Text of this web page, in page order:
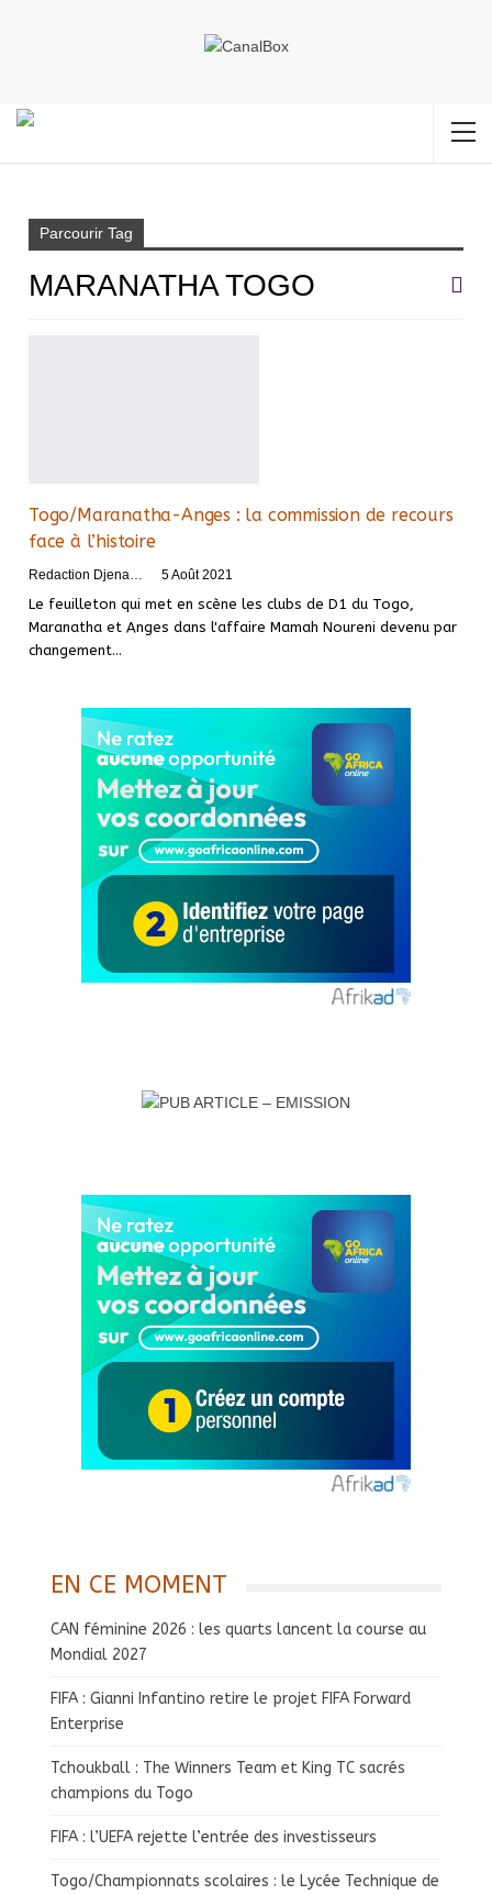
Parcourir Tag
MARANATHA TOGO
Togo/Maranatha-Anges : la commission de recours
face à l’histoire
5 Août 2021
Le feuilleton qui met en scène les clubs de D1 du Togo,
Maranatha et Anges dans l'affaire Mamah Noureni devenu par
changement…
EN CE MOMENT
CAN féminine 2026 : les quarts lancent la course au
Mondial 2027
FIFA : Gianni Infantino retire le projet FIFA Forward
Enterprise
Tchoukball : The Winners Team et King TC sacrés
champions du Togo
FIFA : l’UEFA rejette l’entrée des investisseurs
Togo/Championnats scolaires : le Lycée Technique de